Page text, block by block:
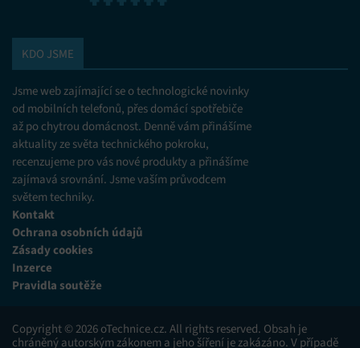
KDO JSME
Jsme web zajímající se o technologické novinky
od mobilních telefonů, přes domácí spotřebiče
až po chytrou domácnost. Denně vám přinášíme
aktuality ze světa technického pokroku,
recenzujeme pro vás nové produkty a přinášíme
zajímavá srovnání. Jsme vaším průvodcem
světem techniky.
Kontakt
Ochrana osobních údajů
Zásady cookies
Inzerce
Pravidla soutěže
Copyright © 2026 oTechnice.cz. All rights reserved. Obsah je
chráněný autorským zákonem a jeho šíření je zakázáno. V případě